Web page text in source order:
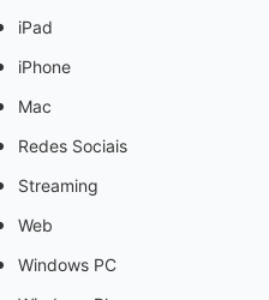
iPad
iPhone
Mac
Redes Sociais
Streaming
Web
Windows PC